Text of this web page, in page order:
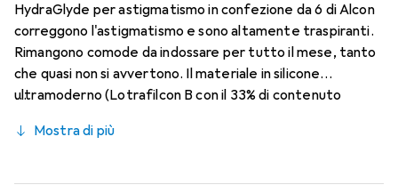
HydraGlyde per astigmatismo in confezione da 6 di Alcon
correggono l'astigmatismo e sono altamente traspiranti.
Rimangono comode da indossare per tutto il mese, tanto
che quasi non si avvertono. Il materiale in silicone
ultramoderno (Lotrafilcon B con il 33% di contenuto
Moisture Matrix e la nota tecnologia SmartShield,
conosci. Comfort e assenza di fastidi per tutto il giorno
Mostra di più